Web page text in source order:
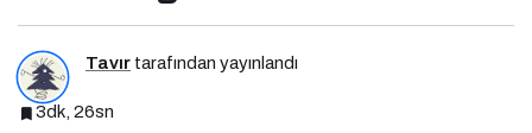
Tavır tarafından yayınlandı
3dk, 26sn